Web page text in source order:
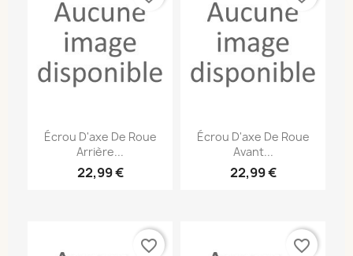
Écrou D'axe De Roue
Arrière...
22,99 €
Écrou D'axe De Roue
Avant...
22,99 €
favorite_border favorite_border